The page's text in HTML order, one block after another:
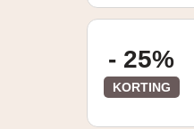
- 25%
KORTING